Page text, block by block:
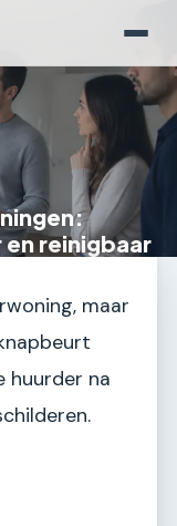
reinigbaar
maar
huurder na